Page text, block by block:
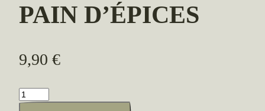
PAIN D’ÉPICES
9,90 €
quantité